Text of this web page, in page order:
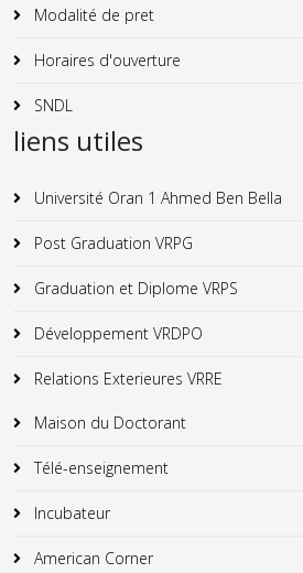
Modalité de pret
Horaires d'ouverture
SNDL
liens utiles
Université Oran 1 Ahmed Ben Bella
Post Graduation VRPG
Graduation et Diplome VRPS
Développement VRDPO
Relations Exterieures VRRE
Maison du Doctorant
Télé-enseignement
Incubateur
American Corner